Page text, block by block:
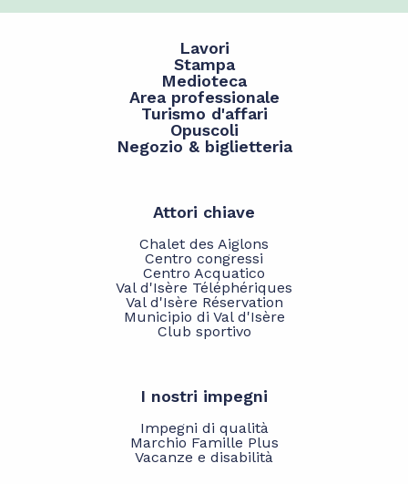
Lavori
Stampa
Medioteca
Area professionale
Turismo d'affari
Opuscoli
Negozio & biglietteria
Attori chiave
Chalet des Aiglons
Centro congressi
Centro Acquatico
Val d'Isère Téléphériques
Val d'Isère Réservation
Municipio di Val d'Isère
Club sportivo
I nostri impegni
Impegni di qualità
Marchio Famille Plus
Vacanze e disabilità